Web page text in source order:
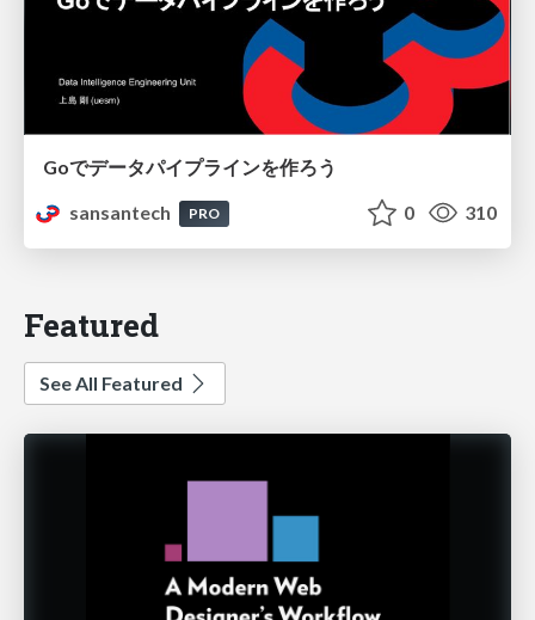
Goでデータパイプラインを作ろう
sansantech
PRO 0 310
Featured
See All Featured